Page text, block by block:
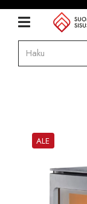
ALE